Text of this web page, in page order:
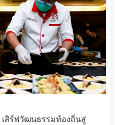
สิร์ฟวัฒนธรรมท้องถิ่นสู่